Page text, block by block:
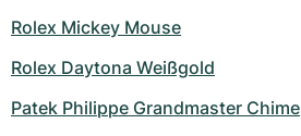
Rolex Mickey Mouse
Rolex Daytona Weißgold
Patek Philippe Grandmaster Chime